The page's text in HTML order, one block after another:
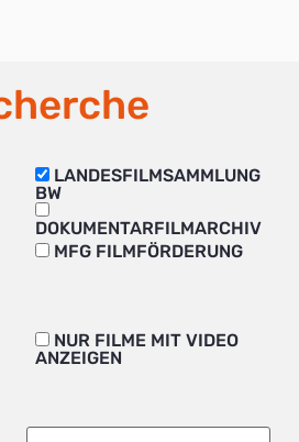
LANDESFILMSAMMLUNG
BW
DOKUMENTARFILMARCHIV
MFG FILMFÖRDERUNG
NUR FILME MIT VIDEO
ANZEIGEN